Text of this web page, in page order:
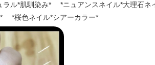
ル*肌馴染み* *ニュアンスネイル*大理石ネ
*桜色ネイル*シアーカラー*